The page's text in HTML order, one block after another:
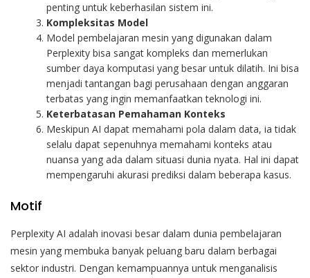
penting untuk keberhasilan sistem ini.
Kompleksitas Model
Model pembelajaran mesin yang digunakan dalam
Perplexity bisa sangat kompleks dan memerlukan
sumber daya komputasi yang besar untuk dilatih. Ini bisa
menjadi tantangan bagi perusahaan dengan anggaran
terbatas yang ingin memanfaatkan teknologi ini.
Keterbatasan Pemahaman Konteks
MeskipunAI dapat memahami pola dalam data, ia tidak
selalu dapat sepenuhnya memahami konteks atau
nuansa yang ada dalam situasi dunia nyata. Hal ini dapat
mempengaruhi akurasi prediksi dalam beberapa kasus.
Motif
Perplexity AI adalah inovasi besar dalam dunia pembelajaran
mesin yang membuka banyak peluang baru dalam berbagai
sektor industri. Dengan kemampuannya untuk menganalisis